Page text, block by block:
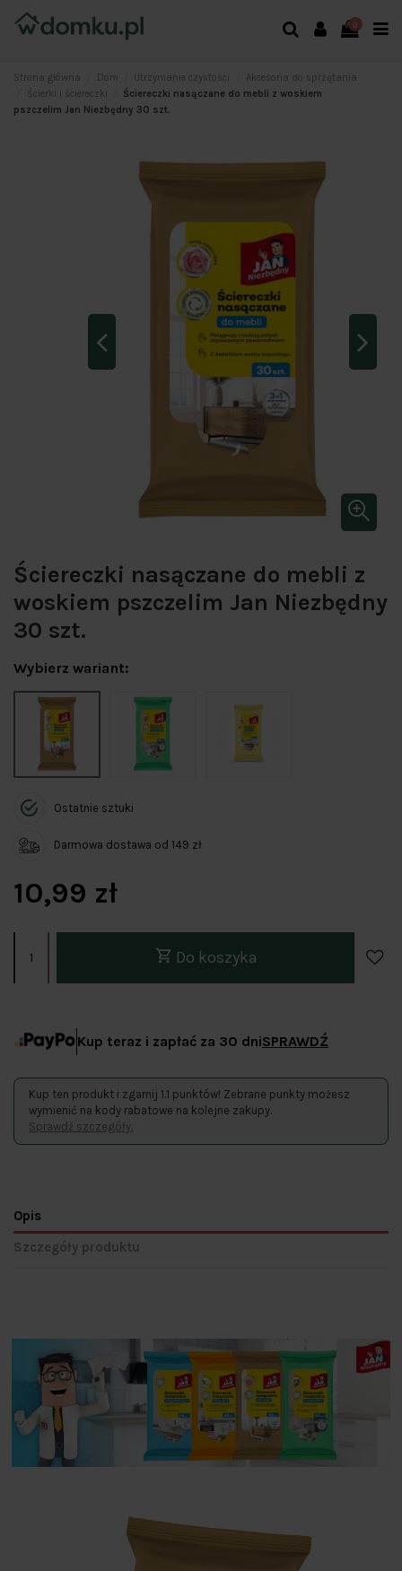
Strona główna Dom Utrzymanie czystości
Akcesoria do sprzątania
Ścierki i ściereczki
Ściereczki nasączane do mebli z woskiem
pszczelim Jan Niezbędny 30 szt.
Ściereczki nasączane do mebli z
woskiem pszczelim Jan Niezbędny
30 szt.
Wybierz wariant:
Ostatnie sztuki
Darmowa dostawa od 149 zł
10,99 zł
Do koszyka
Kup teraz i zapłać za 30 dniSPRAWDŹ
Kup ten produkt i zgarnij 1.1 punktów! Zebrane punkty możesz
wymienić na kody rabatowe na kolejne zakupy.
Sprawdź szczegóły.
Opis
Szczegóły produktu